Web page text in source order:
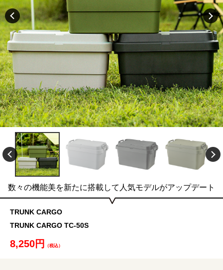
数々の機能美を新たに搭載して人気モデルがアップデート
TRUNK CARGO
TRUNK CARGO TC-50S
8,250円 （税込）